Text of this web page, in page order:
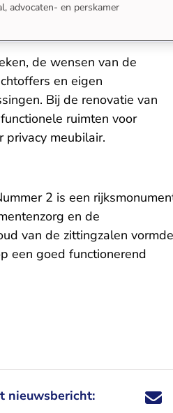
advocaten- en perskamer
de wensen van de
en eigen
Bij de renovatie van
ruimten voor
privacy meubilair.
2 is een
en de
van de zittingzalen vormde
een goed functionerend
nieuwsbericht: Deel dit
Deel
Deel